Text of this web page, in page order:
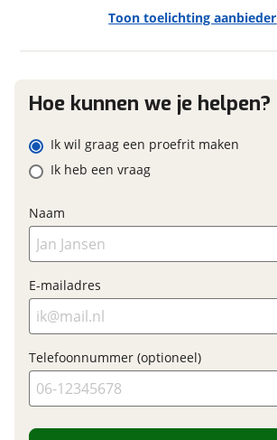
Elektrisch? Ja, E-bike
Financieel
Prijs
Bijtellingspercentage
Nieuwprijs
Garanties
BOVAG Garantie
Fabrieksgarantie
Ja
Toon toelichting aanbieder
Hoe kunnen we je helpen?
Ik wil graag een proefrit maken
Ik heb een vraag
Naam
E-mailadres
Telefoonnummer (optioneel)